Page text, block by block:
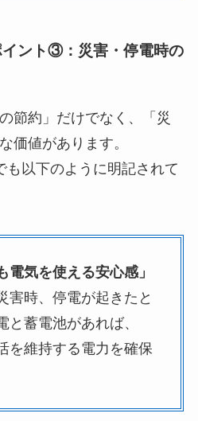
ント③：災害・停電時の
節約」だけでなく、「災
価値があります。
も以下のように明記されて
電気を使える安心感」
害時、停電が起きたと
と蓄電池があれば、
を維持する電力を確保